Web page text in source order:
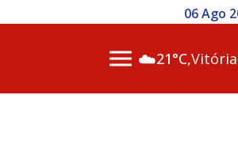
06 Ago
☁️21°C,